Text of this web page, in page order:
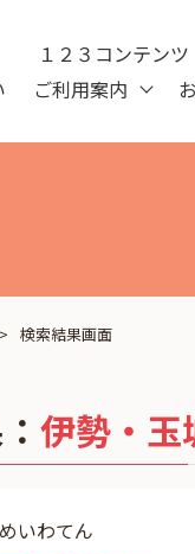
ご利用案内
１２３コンテンツ
検索結果画面
伊勢・玉
いわてん